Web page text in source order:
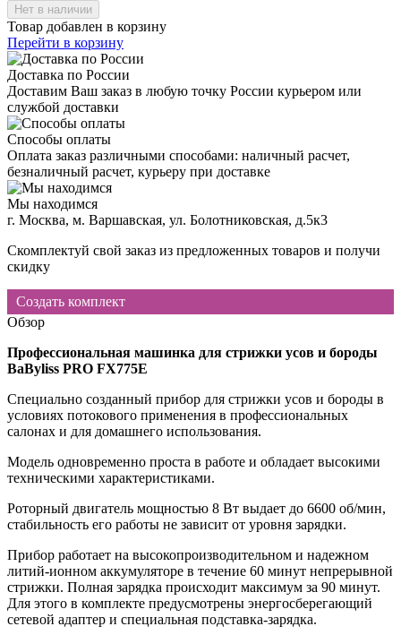
Товар добавлен в корзину
Перейти в корзину
Доставка по России
Доставим Ваш заказ в любую точку России курьером или
службой доставки
Способы оплаты
Оплата заказ различными способами: наличный расчет,
безналичный расчет, курьеру при доставке
Мы находимся
г. Москва, м. Варшавская, ул. Болотниковская, д.5к3
Скомплектуй свой заказ из предложенных товаров и получи
скидку
Создать комплект
Обзор
Профессиональная машинка для стрижки усов и бороды
BaByliss PRO FX775E
Специально созданный прибор для стрижки усов и бороды в
условиях потокового применения в профессиональных
салонах и для домашнего использования.
Модель одновременно проста в работе и обладает высокими
техническими характеристиками.
Роторный двигатель мощностью 8 Вт выдает до 6600 об/мин,
стабильность его работы не зависит от уровня зарядки.
Прибор работает на высокопроизводительном и надежном
литий-ионном аккумуляторе в течение 60 минут непрерывной
стрижки. Полная зарядка происходит максимум за 90 минут.
Для этого в комплекте предусмотрены энергосберегающий
сетевой адаптер и специальная подставка-зарядка.